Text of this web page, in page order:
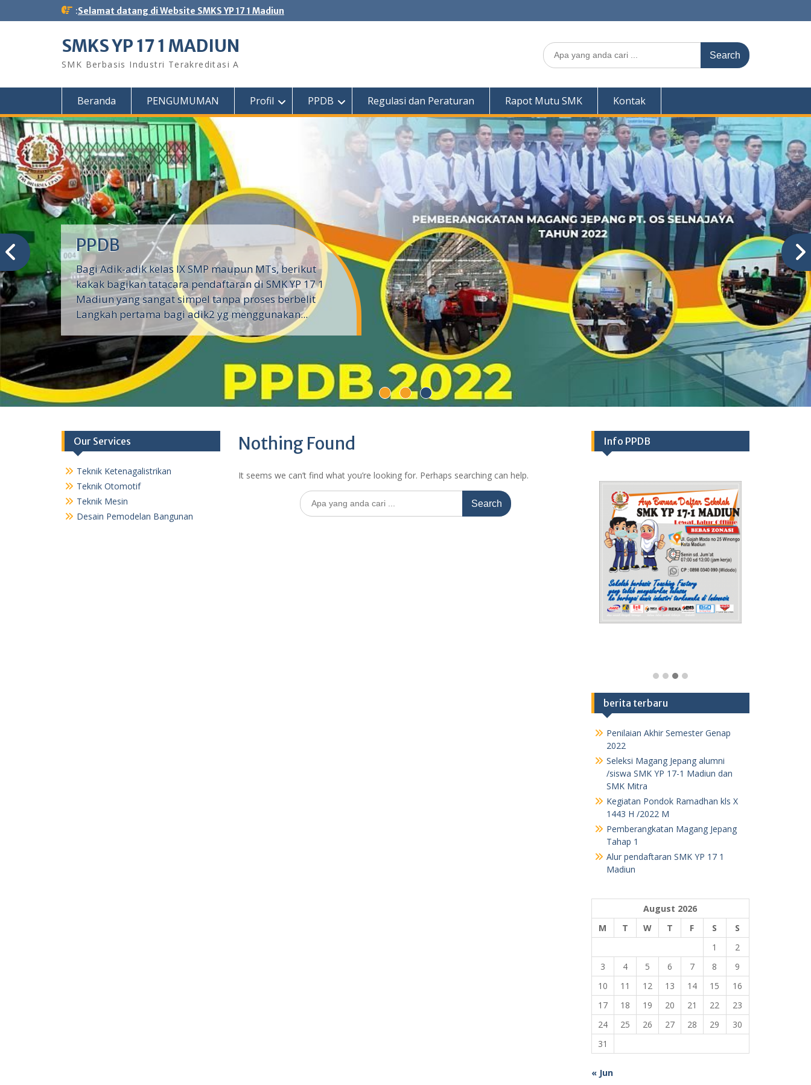
to
:Selamat datang di Website SMKS YP 17 1 Madiun
SMKS YP 17 1 MADIUN
SMK Berbasis Industri Terakreditasi A
Search
for:
Beranda PENGUMUMAN Profil PPDB Regulasi dan Peraturan Rapot Mutu SMK Kontak
PPDB
Bagi Adik-adik kelas IX SMP maupun MTs, berikut
kakak bagikan tatacara pendaftaran di SMK YP 17 1
Madiun yang sangat simpel tanpa proses berbelit
Langkah pertama bagi adik2 yg menggunakan...
Nothing Found
It seems we can’t find what you’re looking for. Perhaps searching can help.
Search
for:
Info PPDB
berita terbaru
Penilaian Akhir Semester Genap
2022
Seleksi Magang Jepang alumni
/siswa SMK YP 17-1 Madiun dan
SMK Mitra
Kegiatan Pondok Ramadhan kls X
1443 H /2022 M
Pemberangkatan Magang Jepang
Tahap 1
Alur pendaftaran SMK YP 17 1
Madiun
August 2026
M
T W T F S
S
1
2
3
4 5 6 7 8
9
10
11 12 13 14 15
16
17
18 19 20 21 22
23
24
25 26 27 28 29
30
31
Our Services
Teknik Ketenagalistrikan
Teknik Otomotif
Teknik Mesin
Desain Pemodelan Bangunan